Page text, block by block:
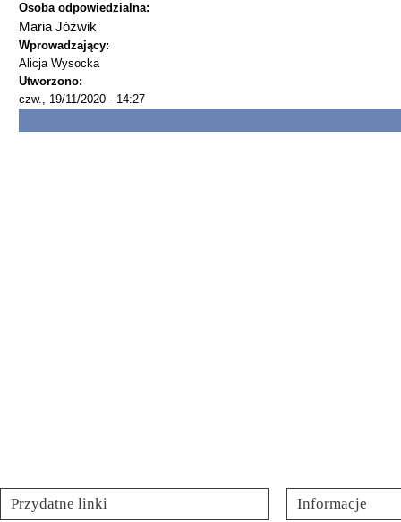
Osoba odpowiedzialna:
Maria Jóźwik
Wprowadzający:
Alicja Wysocka
Utworzono:
czw., 19/11/2020 - 14:27
Przydatne linki Informacje